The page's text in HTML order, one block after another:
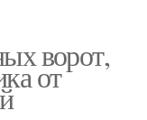
ворот,
от